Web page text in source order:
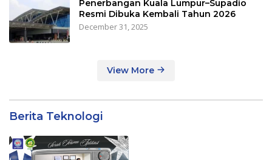
Penerbangan Kuala Lumpur–Supadio
Resmi Dibuka Kembali Tahun 2026
December 31, 2025
View More
Berita Teknologi